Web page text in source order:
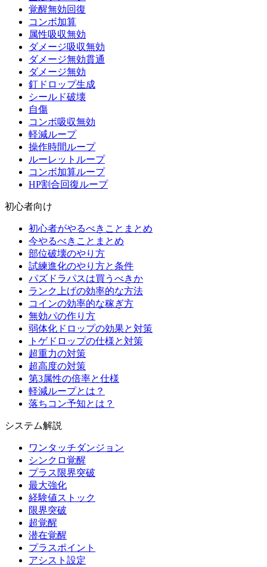
覚醒無効回復
コンボ加算
属性吸収無効
ダメージ吸収無効
ダメージ無効貫通
ダメージ無効
釘ドロップ生成
シールド破壊
自傷
コンボ吸収無効
軽減ループ
操作時間ループ
ルーレットループ
コンボ加算ループ
HP割合回復ループ
初心者向け
初心者がやるべきことまとめ
今やるべきことまとめ
部位破壊のやり方
試練進化のやり方と条件
パズドラパスは買うべきか
ランク上げの効率的な方法
コインの効率的な稼ぎ方
無効パの作り方
弱体化ドロップの効果と対策
トゲドロップの仕様と対策
超重力の対策
超高度の対策
第3属性の倍率と仕様
軽減ループとは？
落ちコン予知とは？
システム解説
ワンタッチダンジョン
シンクロ覚醒
プラス限界突破
最大強化
経験値ストック
限界突破
超覚醒
潜在覚醒
プラスポイント
アシスト設定